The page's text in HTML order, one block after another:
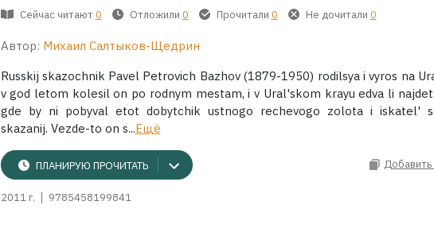
Сейчас читают 0 Отложили 0 Прочитали 0 Не дочитали 0
Автор: Михаил Салтыков-Щедрин
Russkij skazochnik Pavel Petrovich Bazhov (1879-1950) rodilsya i vyros na
v god letom kolesil on po rodnym mestam, i v Ural'skom krayu edva li
gde by ni pobyval etot dobytchik ustnogo rechevogo zolota i iskatel'
skazanij. Vezde-to on s...Ещё
ПЛАНИРУЮ ПРОЧИТАТЬ
2011 г. 9785458199841